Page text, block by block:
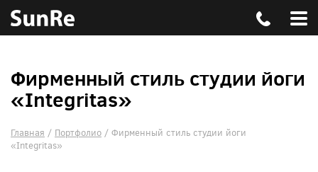
Фирменный стиль студии йоги
«Integritas»
Главная / Портфолио / Фирменный стиль студии йоги
«Integritas»